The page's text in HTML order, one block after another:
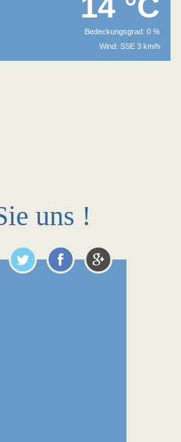
Bedeckungsgrad: 0 %
Wind: SSE 3 km/h
uns !